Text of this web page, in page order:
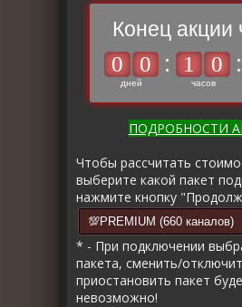
Конец акции
0 0
дней
: 1 0
часов
:
ПОДРОБНОСТИ
Чтобы рассчитать
выберите какой пакет
нажмите кнопку
* - При подключении
пакета, сменить/
приостановить пакет
невозможно!